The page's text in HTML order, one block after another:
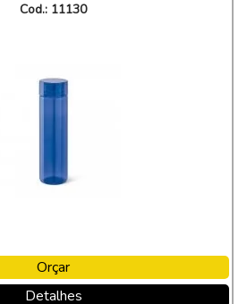
Cod.: 11130
Orçar
Detalhes